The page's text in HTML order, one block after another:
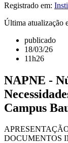
Registrado em:
Última atualização
publicado
18/03/26
11h26
NAPNE -
Campus
DOCUMENTOS